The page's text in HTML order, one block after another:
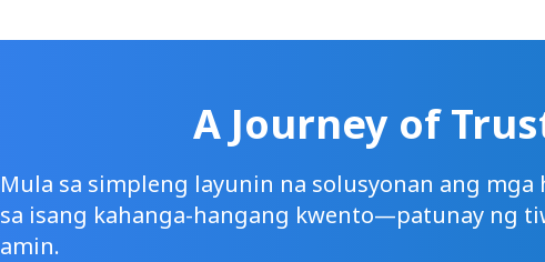
A Journey of
Mula sa simpleng layunin na solusyonan ang
sa isang kahanga-hangang kwento—patunay ng
amin.